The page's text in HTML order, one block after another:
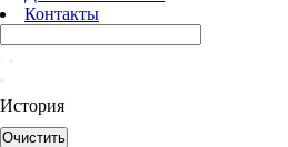
Контакты
История
Очистить